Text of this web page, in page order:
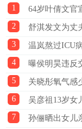
1
64岁叶倩文官
2
舒淇发文为丈
3
温岚熬过ICU
4
曝侯明昊违反
呼5
关晓彤氧气感
6
吴彦祖13岁女
7
孙俪晒出女儿